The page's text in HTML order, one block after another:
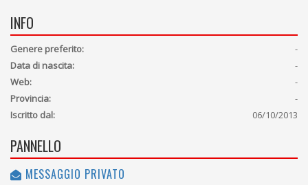
INFO
Genere preferito:
-
Data di nascita:
-
Web:
-
Provincia:
-
Iscritto dal:
06/10/2013
PANNELLO
MESSAGGIO PRIVATO